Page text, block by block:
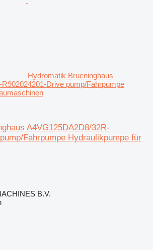
Hydromatik Brueninghaus
Drive pump/Fahrpumpe
A4VG125DA2D8/32R-
Fahrpumpe Hydraulikpumpe für
B.V.